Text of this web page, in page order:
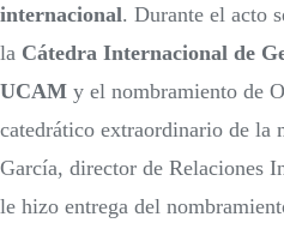
internacional. Durante el acto
la Cátedra Internacional de
UCAM y el nombramiento de
catedrático extraordinario de la
García, director de Relaciones
le hizo entrega del